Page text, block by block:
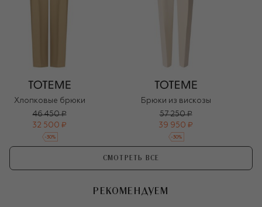
Хлопковые брюки
46 450 ₽
32 500 ₽
-30%
Брюки из вискозы
57 250 ₽
39 950 ₽
-30%
СМОТРЕТЬ ВСЕ
РЕКОМЕНДУЕМ